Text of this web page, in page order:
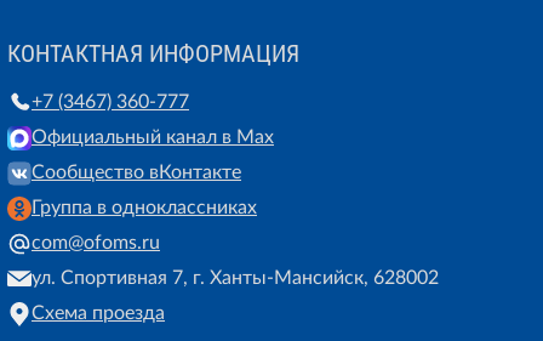
КОНТАКТНАЯ ИНФОРМАЦИЯ
+7 (3467) 360-777
Официальный канал в Max
Сообщество вКонтакте
Группа в одноклассниках
com@ofoms.ru
ул. Спортивная 7, г. Ханты-Мансийск, 628002
Схема проезда